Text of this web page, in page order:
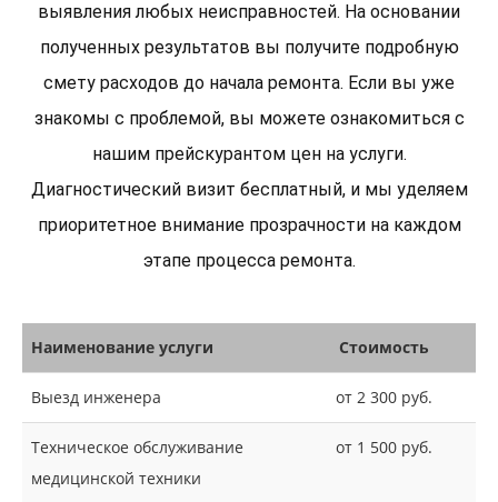
выявления любых неисправностей. На основании
полученных результатов вы получите подробную
смету расходов до начала ремонта. Если вы уже
знакомы с проблемой, вы можете ознакомиться с
нашим прейскурантом цен на услуги.
Диагностический визит бесплатный, и мы уделяем
приоритетное внимание прозрачности на каждом
этапе процесса ремонта.
Наименование услуги Стоимость
Выезд инженера от 2 300 руб.
Техническое обслуживание
медицинской техники
от 1 500 руб.